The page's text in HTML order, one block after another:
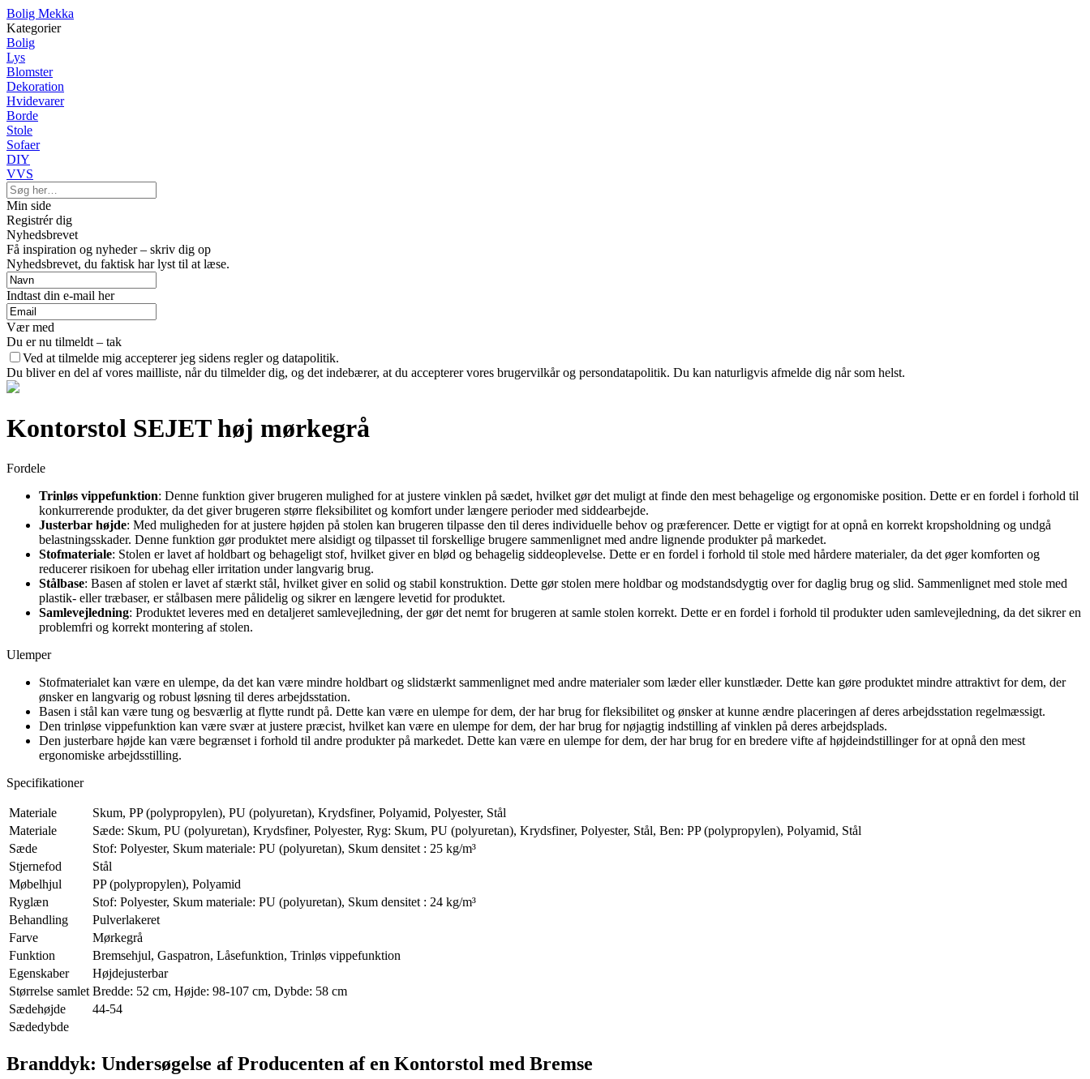
Bolig Mekka
Kategorier
Bolig
Lys
Blomster
Dekoration
Hvidevarer
Borde
Stole
Sofaer
DIY
VVS
Min side
Registrér dig
Nyhedsbrevet
Få inspiration og nyheder – skriv dig op
Nyhedsbrevet, du faktisk har lyst til at læse.
Indtast din e-mail her
Vær med
Du er nu tilmeldt – tak
Ved at tilmelde mig accepterer jeg sidens regler og datapolitik.
Du bliver en del af vores mailliste, når du tilmelder dig, og det indebærer, at du accepterer vores brugervilkår og persondatapolitik. Du kan naturligvis afmelde dig når som helst.
Kontorstol SEJET høj mørkegrå
Fordele
Trinløs vippefunktion: Denne funktion giver brugeren mulighed for at justere vinklen på sædet, hvilket gør det muligt at finde den mest behagelige og ergonomiske position. Dette er en fordel i forhold til
konkurrerende produkter, da det giver brugeren større fleksibilitet og komfort under længere perioder med siddearbejde.
Justerbar højde: Med muligheden for at justere højden på stolen kan brugeren tilpasse den til deres individuelle behov og præferencer. Dette er vigtigt for at opnå en korrekt kropsholdning og undgå
belastningsskader. Denne funktion gør produktet mere alsidigt og tilpasset til forskellige brugere sammenlignet med andre lignende produkter på markedet.
Stofmateriale: Stolen er lavet af holdbart og behageligt stof, hvilket giver en blød og behagelig siddeoplevelse. Dette er en fordel i forhold til stole med hårdere materialer, da det øger komforten og
reducerer risikoen for ubehag eller irritation under langvarig brug.
Stålbase: Basen af stolen er lavet af stærkt stål, hvilket giver en solid og stabil konstruktion. Dette gør stolen mere holdbar og modstandsdygtig over for daglig brug og slid. Sammenlignet med stole med
plastik- eller træbaser, er stålbasen mere pålidelig og sikrer en længere levetid for produktet.
Samlevejledning: Produktet leveres med en detaljeret samlevejledning, der gør det nemt for brugeren at samle stolen korrekt. Dette er en fordel i forhold til produkter uden samlevejledning, da det sikrer en
problemfri og korrekt montering af stolen.
Ulemper
Stofmaterialet kan være en ulempe, da det kan være mindre holdbart og slidstærkt sammenlignet med andre materialer som læder eller kunstlæder. Dette kan gøre produktet mindre attraktivt for dem, der
ønsker en langvarig og robust løsning til deres arbejdsstation.
Basen i stål kan være tung og besværlig at flytte rundt på. Dette kan være en ulempe for dem, der har brug for fleksibilitet og ønsker at kunne ændre placeringen af deres arbejdsstation regelmæssigt.
Den trinløse vippefunktion kan være svær at justere præcist, hvilket kan være en ulempe for dem, der har brug for nøjagtig indstilling af vinklen på deres arbejdsplads.
Den justerbare højde kan være begrænset i forhold til andre produkter på markedet. Dette kan være en ulempe for dem, der har brug for en bredere vifte af højdeindstillinger for at opnå den mest
ergonomiske arbejdsstilling.
Specifikationer
Materiale
Skum, PP (polypropylen), PU (polyuretan), Krydsfiner, Polyamid, Polyester, Stål
Materiale
Sæde: Skum, PU (polyuretan), Krydsfiner, Polyester, Ryg: Skum, PU (polyuretan), Krydsfiner, Polyester, Stål, Ben: PP (polypropylen), Polyamid, Stål
Sæde
Stof: Polyester, Skum materiale: PU (polyuretan), Skum densitet : 25 kg/m³
Stjernefod
Stål
Møbelhjul
PP (polypropylen), Polyamid
Ryglæn
Stof: Polyester, Skum materiale: PU (polyuretan), Skum densitet : 24 kg/m³
Behandling
Pulverlakeret
Farve
Mørkegrå
Funktion
Bremsehjul, Gaspatron, Låsefunktion, Trinløs vippefunktion
Egenskaber
Højdejusterbar
Størrelse samlet Bredde: 52 cm, Højde: 98-107 cm, Dybde: 58 cm
Sædehøjde
44-54
Sædedybde
Branddyk: Undersøgelse af Producenten af en Kontorstol med Bremse